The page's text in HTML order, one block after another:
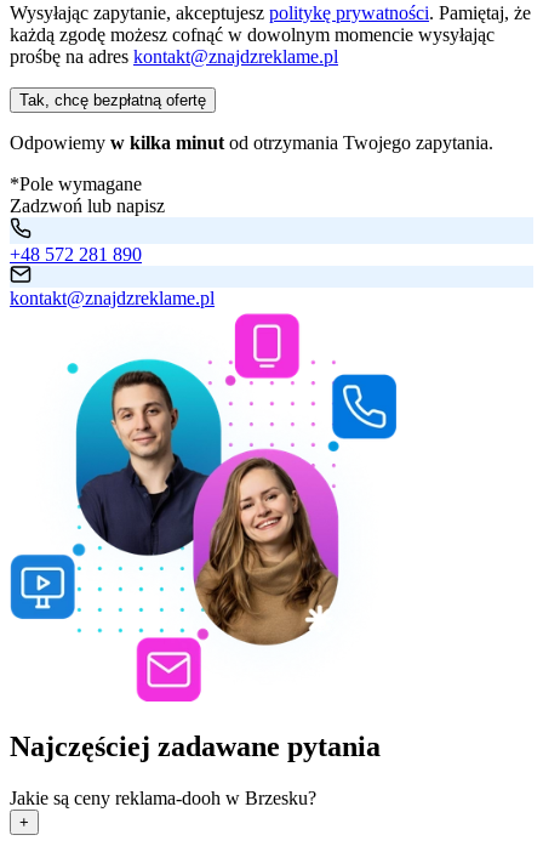
Wysyłając zapytanie, akceptujesz politykę prywatności. Pamiętaj, że
każdą zgodę możesz cofnąć w dowolnym momencie wysyłając
prośbę na adres kontakt@znajdzreklame.pl
Tak, chcę bezpłatną ofertę
Odpowiemy w kilka minut od otrzymania Twojego zapytania.
*Pole wymagane
Zadzwoń lub napisz
+48 572 281 890
kontakt@znajdzreklame.pl
Najczęściej zadawane pytania
Jakie są ceny reklama-dooh w Brzesku?
+